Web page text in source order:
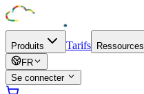
Produits Tarifs Ressources
FR
Se connecter